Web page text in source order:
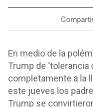
En medio de la
Trump de ‘tolerancia
completamente a la
este jueves los
Trump se